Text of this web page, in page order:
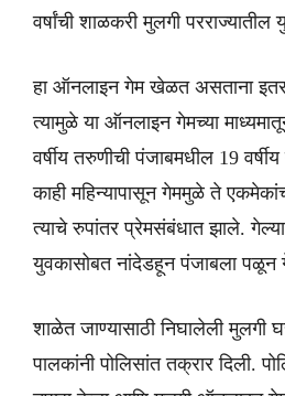
वर्षांची शाळकरी मुलगी
हा ऑनलाइन गेम खेळत असताना इतर
त्यामुळे या ऑनलाइन गेमच्या
वर्षीय तरुणीची पंजाबमधील 19
काही महिन्यापासून गेममुळे ते
त्याचे रुपांतर प्रेमसंबंधात झाले.
युवकासोबत नांदेडहून पंजाबला पळून
शाळेत जाण्यासाठी निघालेली मुलगी
पालकांनी पोलिसांत तक्रार दिली.